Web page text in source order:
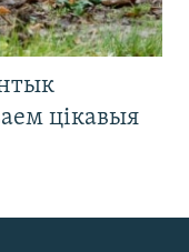
цікавыя